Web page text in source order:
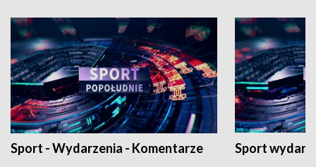
Sport - Wydarzenia - Komentarze Sport